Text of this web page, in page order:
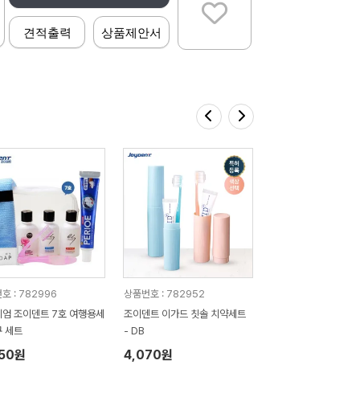
견적출력 상품제안서
호 : 782996
조이덴트 7호 여행용세
세트
원
상품번호 : 782952
조이덴트 이가드 칫솔 치약세트
- DB
4,070원